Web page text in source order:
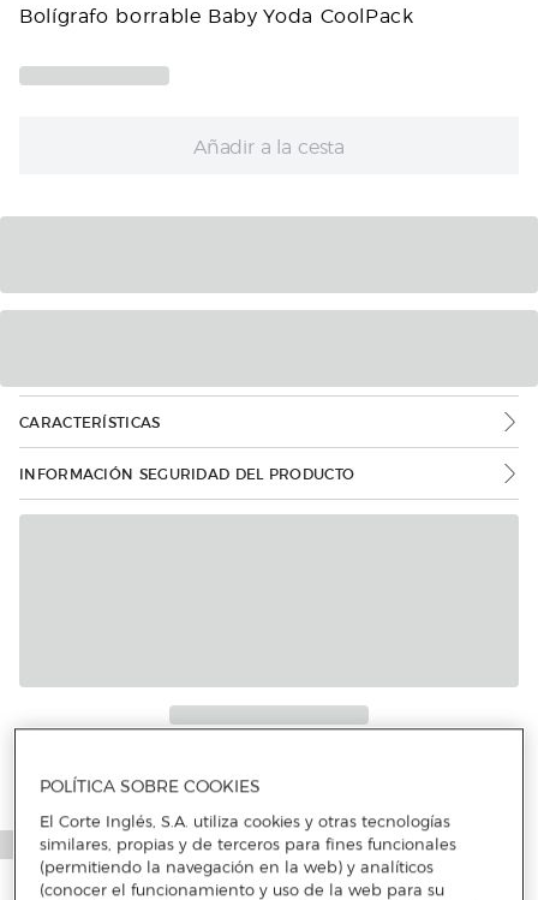
Bolígrafo borrable Baby Yoda CoolPack
Añadir a la cesta
CARACTERÍSTICAS
INFORMACIÓN SEGURIDAD DEL PRODUCTO
POLÍTICA SOBRE COOKIES
El Corte Inglés, S.A. utiliza cookies y otras tecnologías
similares, propias y de terceros para fines funcionales
(permitiendo la navegación en la web) y analíticos
(conocer el funcionamiento y uso de la web para su